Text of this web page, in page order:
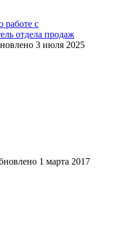
работе с
отдела продаж
3 июля 2025
1 марта 2017